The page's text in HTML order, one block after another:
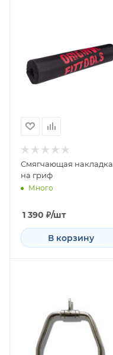
Смягчающая накладка
на гриф
Много
1 390 ₽/шт
В корзину